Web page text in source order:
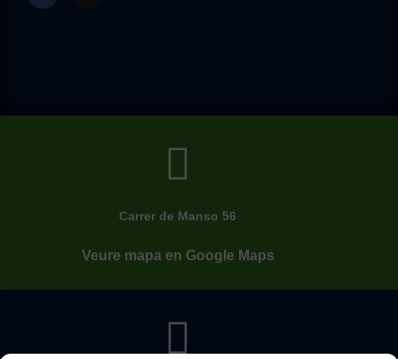
Carrer de Manso 56
Veure mapa en Google Maps